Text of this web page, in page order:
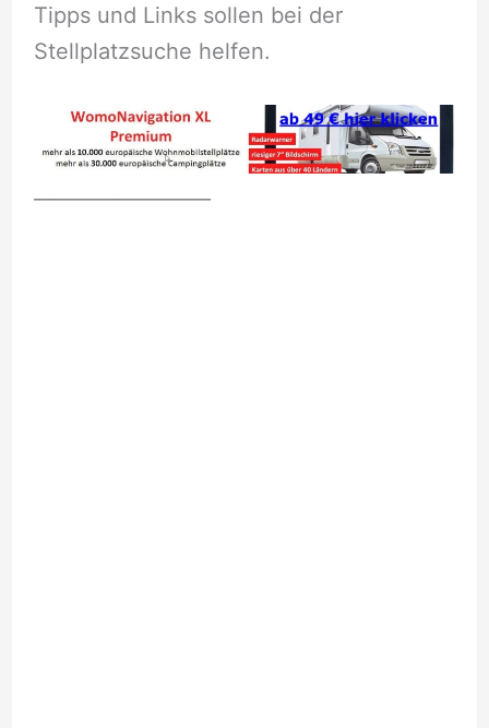
Tipps und Links sollen bei der
Stellplatzsuche helfen.